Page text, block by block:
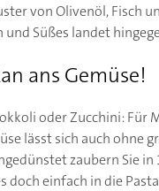
von Olivenöl, Fisch
und Süßes landet
ans Gemüse!
oder Zucchini: Für
lässt sich auch ohne
zaubern Sie
doch einfach in die